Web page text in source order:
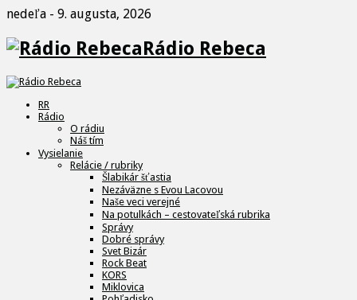
nedeľa - 9. augusta, 2026
Rádio Rebeca
RR
Rádio
O rádiu
Náš tím
Vysielanie
Relácie / rubriky
Šlabikár šťastia
Nezáväzne s Evou Lacovou
Naše veci verejné
Na potulkách – cestovateľská rubrika
Správy
Dobré správy
Svet Bizár
Rock Beat
KORS
Miklovica